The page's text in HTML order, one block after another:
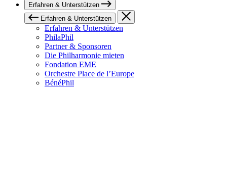
Erfahren & Unterstützen
Erfahren & Unterstützen
Erfahren & Unterstützen
PhilaPhil
Partner & Sponsoren
Die Philharmonie mieten
Fondation EME
Orchestre Place de l’Europe
BénéPhil